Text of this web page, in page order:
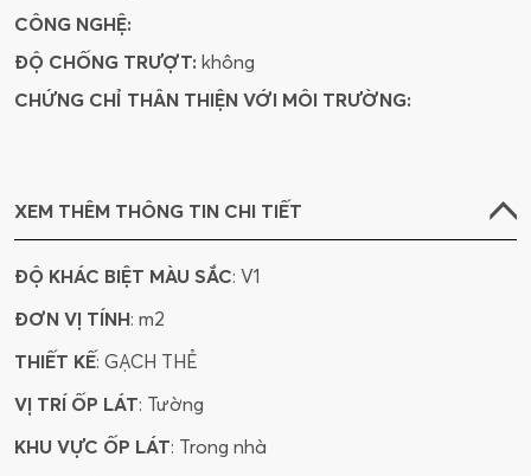
CÔNG NGHỆ:
ĐỘ CHỐNG TRƯỢT: không
CHỨNG CHỈ THÂN THIỆN VỚI MÔI TRƯỜNG:
XEM THÊM THÔNG TIN CHI TIẾT
ĐỘ KHÁC BIỆT MÀU SẮC: V1
ĐƠN VỊ TÍNH: m2
THIẾT KẾ: GẠCH THẺ
VỊ TRÍ ỐP LÁT: Tường
KHU VỰC ỐP LÁT: Trong nhà